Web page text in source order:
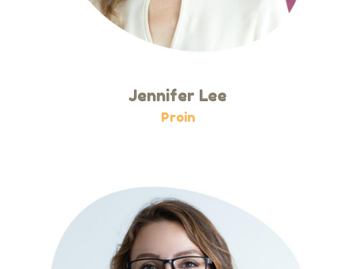
Jennifer Lee
Proin